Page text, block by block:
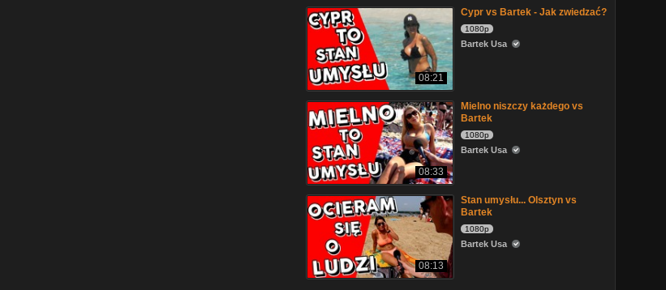
08:21
Cypr vs Bartek - Jak zwiedzać?
1080p
Bartek Usa
08:33
Mielno niszczy każdego vs
Bartek
1080p
Bartek Usa
08:13
Stan umysłu... Olsztyn vs
Bartek
1080p
Bartek Usa